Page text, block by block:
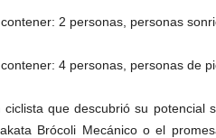
que descubrió su potencial
Brócoli Mecánico o el